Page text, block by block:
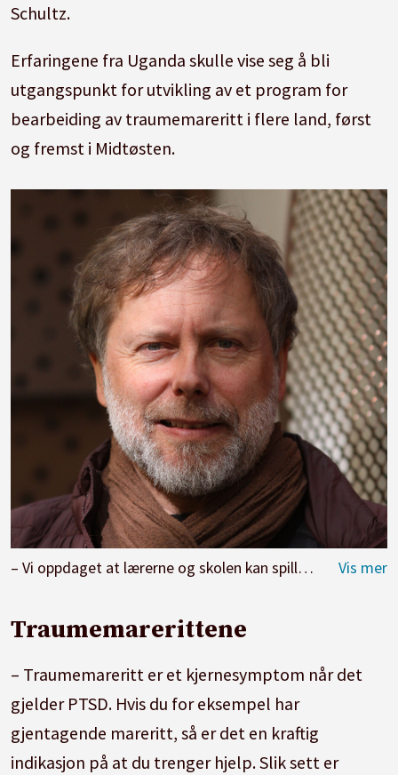
Schultz.
Erfaringene fra Uganda skulle vise seg å bli
utgangspunkt for utvikling av et program for
bearbeiding av traumemareritt i flere land, først
og fremst i Midtøsten.
– Vi oppdaget at lærerne og skolen kan spille en nøkkelrolle når det gjelder å hjelpe traumatiserte barn i krigsområder, sier Jon-Håkon Schultz.
Traumemarerittene
– Traumemareritt er et kjernesymptom når det
gjelder PTSD. Hvis du for eksempel har
gjentagende mareritt, så er det en kraftig
indikasjon på at du trenger hjelp. Slik sett er